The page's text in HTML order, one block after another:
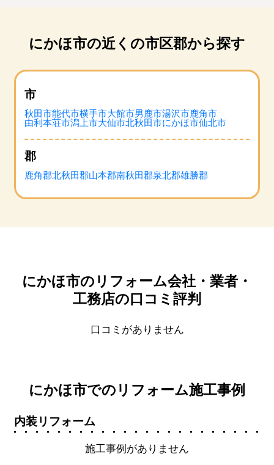
にかほ市の近くの市区郡から探す
市
秋田市能代市横手市大館市男鹿市湯沢市鹿角市
由利本荘市潟上市大仙市北秋田市にかほ市仙北市
郡
鹿角郡北秋田郡山本郡南秋田郡泉北郡雄勝郡
にかほ市のリフォーム会社・業者・
工務店の口コミ評判
口コミがありません
にかほ市でのリフォーム施工事例
内装リフォーム
施工事例がありません